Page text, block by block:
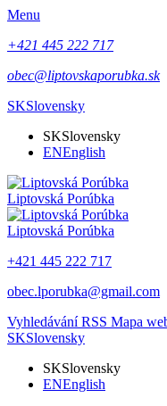
Menu
+421 445 222 717
obec@liptovskaporubka.sk
SKSlovensky
SKSlovensky
ENEnglish
Liptovská Porúbka
Liptovská Porúbka
+421 445 222 717
obec.lporubka@gmail.com
Vyhledávání RSS Mapa
SKSlovensky
SKSlovensky
ENEnglish